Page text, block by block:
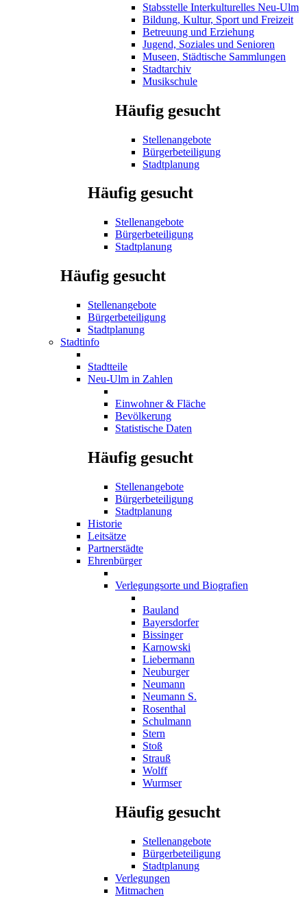
Stabsstelle Interkulturelles Neu-Ulm
Bildung, Kultur, Sport und Freizeit
Betreuung und Erziehung
Jugend, Soziales und Senioren
Museen, Städtische Sammlungen
Stadtarchiv
Musikschule
Häufig gesucht
Stellenangebote
Bürgerbeteiligung
Stadtplanung
Häufig gesucht
Stellenangebote
Bürgerbeteiligung
Stadtplanung
Häufig gesucht
Stellenangebote
Bürgerbeteiligung
Stadtplanung
Stadtinfo
Stadtteile
Neu-Ulm in Zahlen
Einwohner & Fläche
Bevölkerung
Statistische Daten
Häufig gesucht
Stellenangebote
Bürgerbeteiligung
Stadtplanung
Historie
Leitsätze
Partnerstädte
Ehrenbürger
Verlegungsorte und Biografien
Bauland
Bayersdorfer
Bissinger
Karnowski
Liebermann
Neuburger
Neumann
Neumann S.
Rosenthal
Schulmann
Stern
Stoß
Strauß
Wolff
Wurmser
Häufig gesucht
Stellenangebote
Bürgerbeteiligung
Stadtplanung
Verlegungen
Mitmachen